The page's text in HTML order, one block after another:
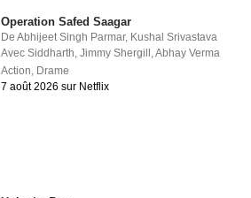
Operation Safed Saagar
DeAbhijeet Singh Parmar, Kushal Srivastava
AvecSiddharth,Jimmy Shergill ,Abhay Verma
Action, Drame
7 août 2026 sur Netflix